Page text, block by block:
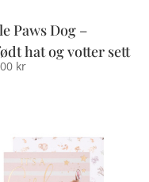
Paws Dog –
hat og votter sett
kr